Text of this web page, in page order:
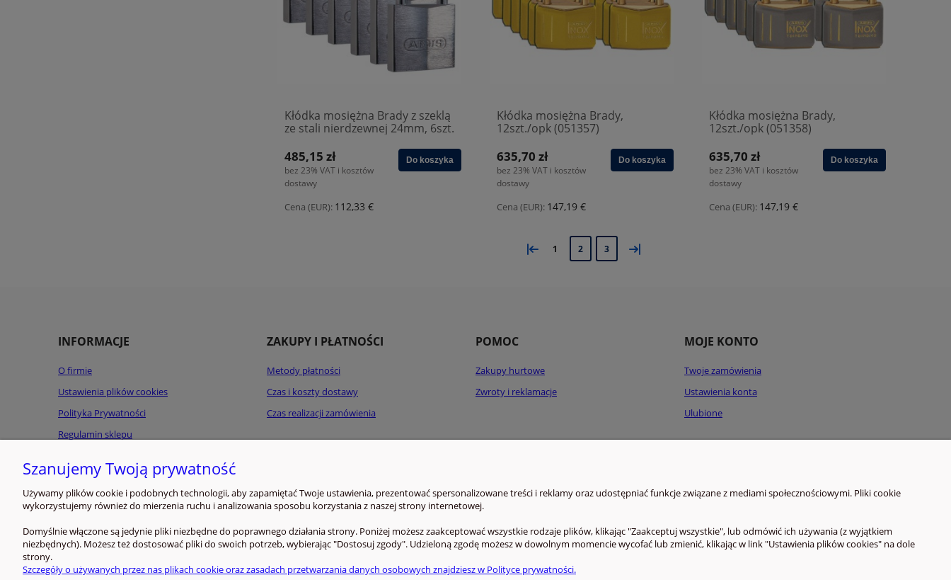
Kłódka mosiężna Brady z szeklą
ze stali nierdzewnej 24mm, 6szt.
485,15 zł
bez 23% VAT i kosztów
dostawy
Cena (EUR): 112,33 €
Do koszyka
Kłódka mosiężna Brady,
12szt./opk (051357)
635,70 zł
bez 23% VAT i kosztów
dostawy
Cena (EUR): 147,19 €
Do koszyka
Kłódka mosiężna Brady,
12szt./opk (051358)
635,70 zł
bez 23% VAT i kosztów
dostawy
Cena (EUR): 147,19 €
Do koszyka
« 1 2 3 »
INFORMACJE
O firmie
Ustawienia plików cookies
Polityka Prywatności
Regulamin sklepu
ZAKUPY I PŁATNOŚCI
Metody płatności
Czas i koszty dostawy
Czas realizacji zamówienia
POMOC
Zakupy hurtowe
Zwroty i reklamacje
MOJE KONTO
Twoje zamówienia
Ustawienia konta
Ulubione
Szanujemy Twoją prywatność
Używamy plików cookie i podobnych technologii, aby zapamiętać Twoje ustawienia, prezentować spersonalizowane treści i reklamy oraz udostępniać funkcje związane z mediami społecznościowymi. Pliki cookie
wykorzystujemy również do mierzenia ruchu i analizowania sposobu korzystania z naszej strony internetowej.
Domyślnie włączone są jedynie pliki niezbędne do poprawnego działania strony. Poniżej możesz zaakceptować wszystkie rodzaje plików, klikając "Zaakceptuj wszystkie", lub odmówić ich używania (z wyjątkiem
niezbędnych). Możesz też dostosować pliki do swoich potrzeb, wybierając "Dostosuj zgody". Udzieloną zgodę możesz w dowolnym momencie wycofać lub zmienić, klikając w link "Ustawienia plików cookies" na dole
strony.
Szczegóły o używanych przez nas plikach cookie oraz zasadach przetwarzania danych osobowych znajdziesz w Polityce prywatności.